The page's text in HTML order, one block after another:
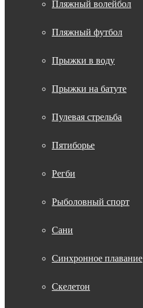
Пляжный волейбол
Пляжный футбол
Прыжки в воду
Прыжки на батуте
Пулевая стрельба
Пятиборье
Регби
Рыболовный спорт
Сани
Синхронное плавание
Скелетон